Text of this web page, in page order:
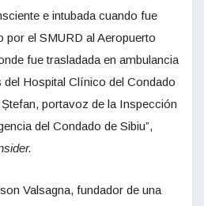
e intubada cuando fue
por el SMURD al Aeropuerto
fue trasladada en ambulancia
del Hospital Clínico del Condado
portavoz de la Inspección
del Condado de Sibiu”,
Valsagna, fundador de una